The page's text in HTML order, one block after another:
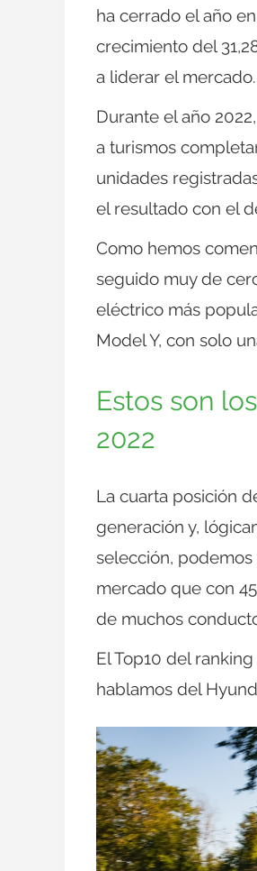
ha cerrado el año
crecimiento del
a liderar el mercado.
Durante el año
a turismos
unidades
el resultado con el
Como hemos
seguido muy de
eléctrico más
Model Y, con solo
Estos son
2022
La cuarta posición
generación y,
selección,
mercado que con
de muchos
El Top10 del
hablamos del